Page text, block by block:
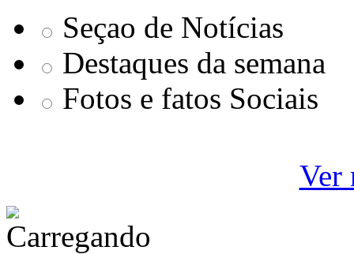
Seçao de Notícias
Destaques da semana
Fotos e fatos Sociais
Ver